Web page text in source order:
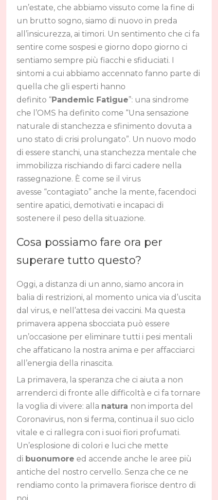
un’estate, che abbiamo vissuto come la fine di
un brutto sogno, siamo di nuovo in preda
all’insicurezza, ai timori. Un sentimento che ci fa
sentire come sospesi e giorno dopo giorno ci
sentiamo sempre più fiacchi e sfiduciati. I
sintomi a cui abbiamo accennato fanno parte di
quella che gli esperti hanno
definito “Pandemic Fatigue”: una sindrome
che l’OMS ha definito come “Una sensazione
naturale di stanchezza e sfinimento dovuta a
uno stato di crisi prolungato”. Un nuovo modo
di essere stanchi, una stanchezza mentale che
immobilizza rischiando di farci cadere nella
rassegnazione. È come se il virus
avesse “contagiato” anche la mente, facendoci
sentire apatici, demotivati e incapaci di
sostenere il peso della situazione.
Cosa possiamo fare ora per
superare tutto questo?
Oggi, a distanza di un anno, siamo ancora in
balia di restrizioni, al momento unica via d’uscita
dal virus, e nell’attesa dei vaccini. Ma questa
primavera appena sbocciata può essere
un’occasione per eliminare tutti i pesi mentali
che affaticano la nostra anima e per affacciarci
all’energia della rinascita.
La primavera, la speranza che ci aiuta a non
arrenderci di fronte alle difficoltà e ci fa tornare
la voglia di vivere: alla natura non importa del
Coronavirus, non si ferma, continua il suo ciclo
vitale e ci rallegra con i suoi fiori profumati.
Un’esplosione di colori e luci che mette
di buonumore ed accende anche le aree più
antiche del nostro cervello. Senza che ce ne
rendiamo conto la primavera fiorisce dentro di